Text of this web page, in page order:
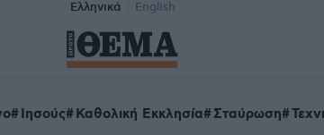
Ελληνικά English
Ιησούς Καθολική Εκκλησία Σταύρωση